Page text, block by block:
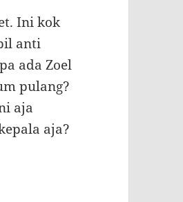
Ini kok
anti
ada Zoel
pulang?
aja
aja?